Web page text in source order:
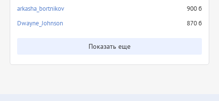
arkasha_bortnikov
900 б
Dwayne_Johnson
870 б
Показать еще